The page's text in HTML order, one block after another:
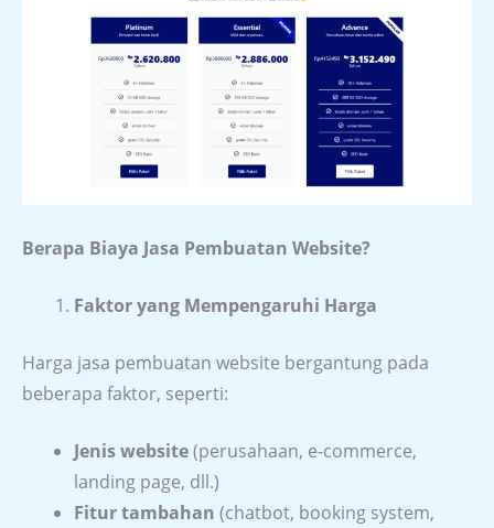
Berapa Biaya Jasa Pembuatan Website?
Faktor yang Mempengaruhi Harga
Harga jasa pembuatan website bergantung pada
beberapa faktor, seperti:
Jenis website(perusahaan, e-commerce,
landing page, dll.)
Fitur tambahan (chatbot, booking system,